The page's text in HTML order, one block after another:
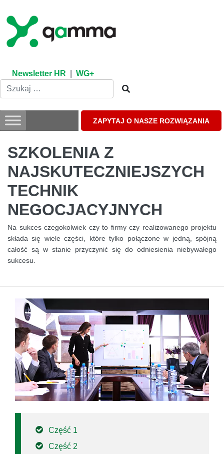
content
Newsletter HR WG+
ZAPYTAJ O NASZE ROZWIĄZANIA
SZKOLENIA Z
NAJSKUTECZNIEJSZYCH
TECHNIK
NEGOCJACYJNYCH
Na sukces czegokolwiek czy to firmy czy realizowanego projektu
składa się wiele części, które tylko połączone w jedną, spójną
całość są w stanie przyczynić się do odniesienia niebywałego
sukcesu.
Część 1
Część 2